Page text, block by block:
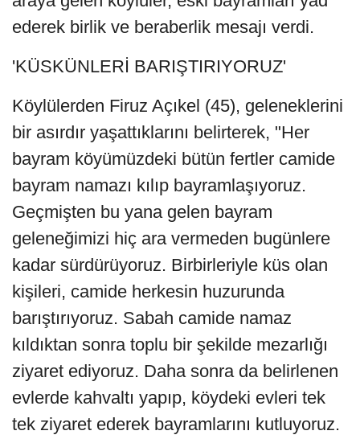
ederek birlik ve beraberlik mesajı verdi.
'KÜSKÜNLERİ BARIŞTIRIYORUZ'
Köylülerden Firuz Açıkel (45), geleneklerini
bir asırdır yaşattıklarını belirterek, "Her
bayram köyümüzdeki bütün fertler camide
bayram namazı kılıp bayramlaşıyoruz.
Geçmişten bu yana gelen bayram
geleneğimizi hiç ara vermeden bugünlere
kadar sürdürüyoruz. Birbirleriyle küs olan
kişileri, camide herkesin huzurunda
barıştırıyoruz. Sabah camide namaz
kıldıktan sonra toplu bir şekilde mezarlığı
ziyaret ediyoruz. Daha sonra da belirlenen
evlerde kahvaltı yapıp, köydeki evleri tek
tek ziyaret ederek bayramlarını kutluyoruz.